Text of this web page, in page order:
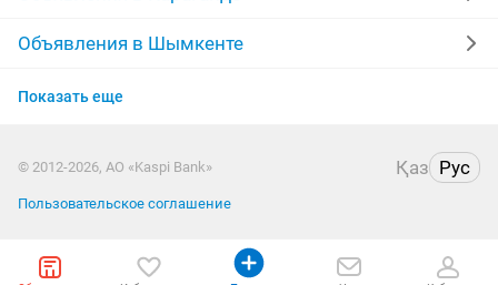
Объявления в Шымкенте
Объявления в Актау
Объявления в Павлодаре
Показать еще
© 2012-2026, АО «Kaspi Bank» Қаз Рус
Пользовательское соглашение